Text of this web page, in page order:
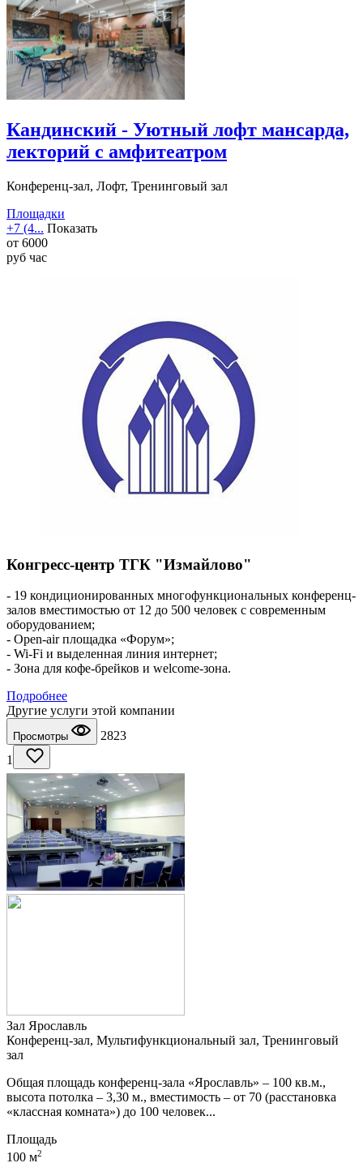
Кандинский - Уютный лофт мансарда,
лекторий с амфитеатром
Конференц-зал, Лофт, Тренинговый зал
Площадки
+7 (4... Показать
от 6000
руб час
Конгресс-центр ТГК "Измайлово"
- 19 кондиционированных многофункциональных конференц-
залов вместимостью от 12 до 500 человек с современным
оборудованием;
- Open-air площадка «Форум»;
- Wi-Fi и выделенная линия интернет;
- Зона для кофе-брейков и welcome-зона.
Подробнее
Другие услуги этой компании
Просмотры
2823
1
Зал Ярославль
Конференц-зал, Мультифункциональный зал, Тренинговый
зал
Общая площадь конференц-зала «Ярославль» – 100 кв.м.,
высота потолка – 3,30 м., вместимость – от 70 (расстановка
«классная комната») до 100 человек...
Площадь
100 м2